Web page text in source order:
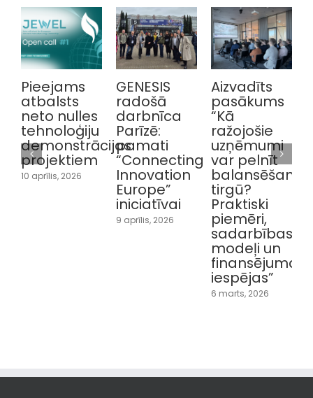
Pieejams
atbalsts
neto nulles
tehnoloģiju
demonstrācijas
projektiem
10 aprīlis, 2026
GENESIS
radošā
darbnīca
Parīzē:
pamati
“Connecting
Innovation
Europe”
iniciatīvai
9 aprīlis, 2026
Aizvadīts
pasākums
“Kā
ražojošie
uzņēmumi
var pelnīt
balansēšanas
tirgū?
Praktiski
piemēri,
sadarbības
modeļi un
finansējuma
iespējas”
6 marts, 2026